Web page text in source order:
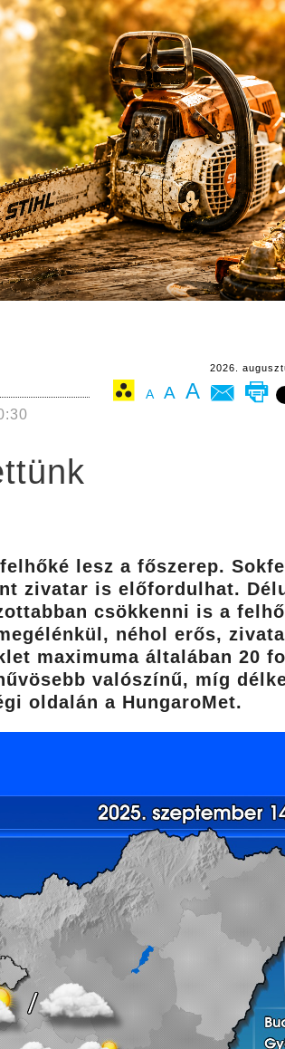
2026.
A A A
lesz a főszerep.
zivatar is előfordulhat.
csökkenni is a
néhol erős,
maximuma általában 20
valószínű, míg
oldalán a HungaroMet.